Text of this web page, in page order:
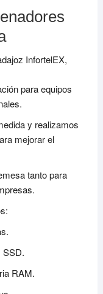
para equipos
y realizamos
mejorar el
tanto para
SSD.
RAM.